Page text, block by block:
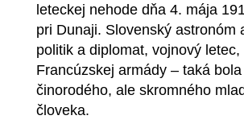
leteckej nehode dňa 4. mája
pri Dunaji. Slovenský astronóm
politik a diplomat, vojnový letec,
Francúzskej armády – taká
činorodého, ale skromného
človeka.